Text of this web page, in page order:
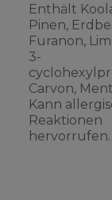
Enthält
Pinen,
Furanon,
3-
Carvon,
Kann
Reaktionen
hervorrufen.